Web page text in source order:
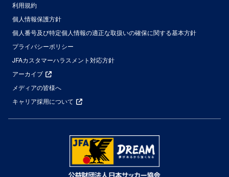
利用規約
個人情報保護方針
個人番号及び特定個人情報の適正な取扱いの確保に関する基本方針
プライバシーポリシー
JFAカスタマーハラスメント対応方針
アーカイブ
メディアの皆様へ
キャリア採用について